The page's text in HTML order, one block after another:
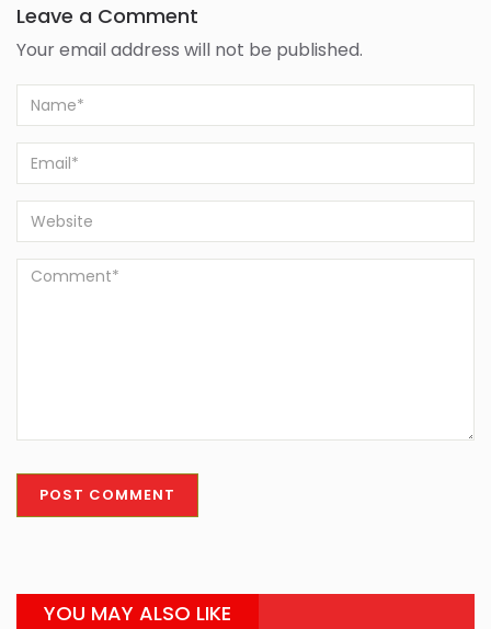
Leave a Comment
Your email address will not be published.
YOU MAY ALSO LIKE